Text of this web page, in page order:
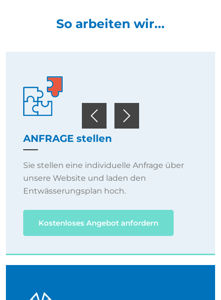
PreviousNext
So arbeiten wir...
ANFRAGE stellen
Sie stellen eine individuelle Anfrage über
unsere Website und laden den
Entwässerungsplan hoch.
Kostenloses Angebot anfordern